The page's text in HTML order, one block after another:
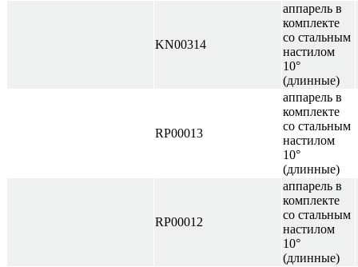
KN00314
аппарель в
комплекте
со стальным
настилом
10°
(длинные)
RP00013
аппарель в
комплекте
со стальным
настилом
10°
(длинные)
RP00012
аппарель в
комплекте
со стальным
настилом
10°
(длинные)